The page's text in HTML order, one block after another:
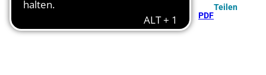
PDF
Teilen